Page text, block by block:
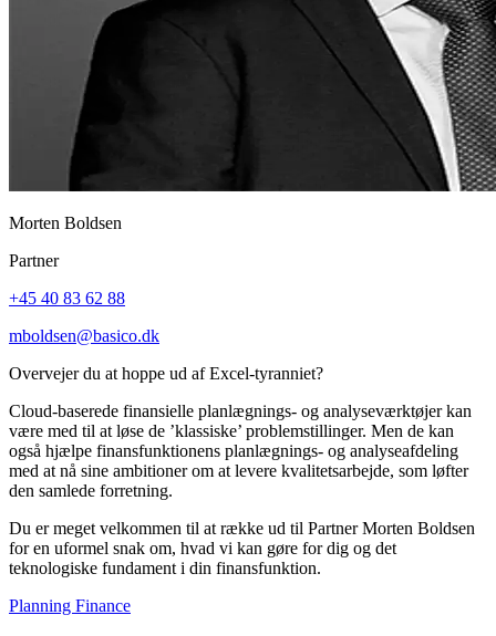
Morten Boldsen
Partner
+45 40 83 62 88
mboldsen@basico.dk
Overvejer du at hoppe ud af Excel-tyranniet?
Cloud-baserede finansielle planlægnings- og analyseværktøjer kan
være med til at løse de ’klassiske’ problemstillinger. Men de kan
også hjælpe finansfunktionens planlægnings- og analyseafdeling
med at nå sine ambitioner om at levere kvalitetsarbejde, som løfter
den samlede forretning.
Du er meget velkommen til at række ud til Partner Morten Boldsen
for en uformel snak om, hvad vi kan gøre for dig og det
teknologiske fundament i din finansfunktion.
Planning Finance